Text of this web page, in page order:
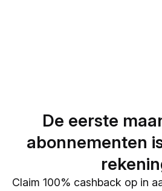
De eerste
abonnementen
Claim 100% cashback op in